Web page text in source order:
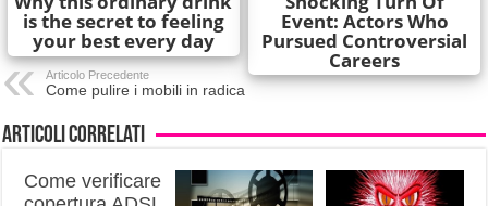
Articolo Precedente
Come pulire i mobili in radica
Articoli correlati
Come verificare